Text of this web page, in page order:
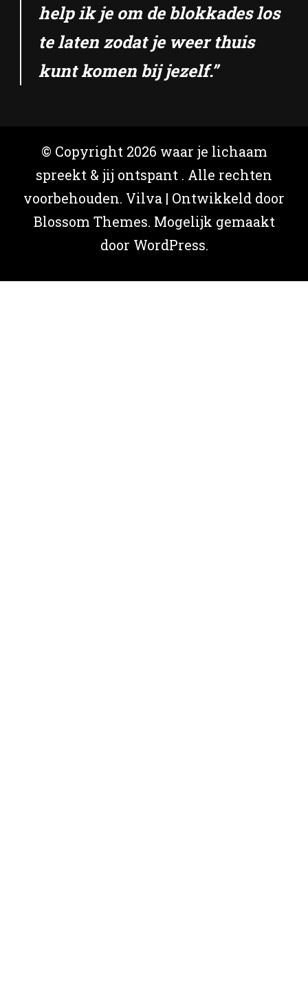
help ik je om de blokkades los
te laten zodat je weer thuis
kunt komen bij jezelf.”
© Copyright 2026 waar je lichaam
spreekt & jij ontspant . Alle rechten
voorbehouden. Vilva | Ontwikkeld door
Blossom Themes. Mogelijk gemaakt
door WordPress.